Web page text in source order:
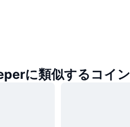
に類似するコイン